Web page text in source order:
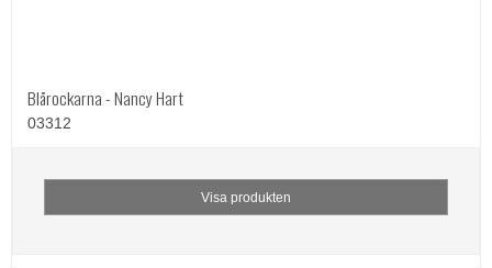
Blårockarna - Nancy Hart
03312
Visa produkten